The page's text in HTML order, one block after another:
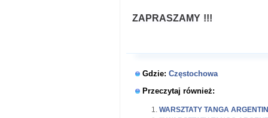
ZAPRASZAMY !!!
Gdzie: Częstochowa
Przeczytaj również:
WARSZTATY TANGA